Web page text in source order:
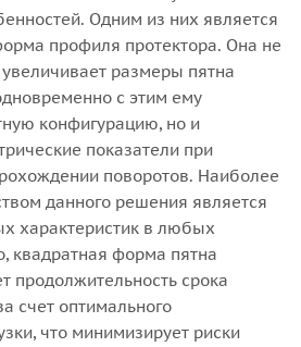
Одним из них является
профиля протектора. Она не
размеры пятна
с этим ему
конфигурацию, но и
показатели при
поворотов. Наиболее
данного решения является
характеристик в любых
квадратная форма пятна
продолжительность срока
счет оптимального
что минимизирует риски